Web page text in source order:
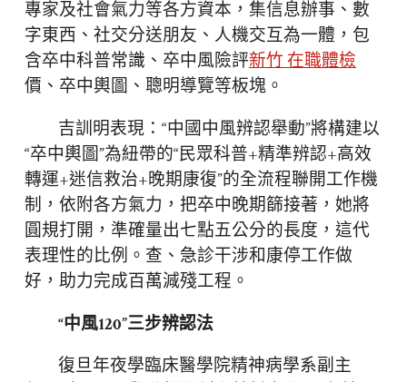
專家及社會氣力等各方資本，集信息辦事、數
字東西、社交分送朋友、人機交互為一體，包
含卒中科普常識、卒中風險評新竹 在職體檢
價、卒中輿圖、聰明導覽等板塊。
吉訓明表現：“中國中風辨認舉動”將構建以
“卒中輿圖”為紐帶的“民眾科普+精準辨認+高效
轉運+迷信救治+晚期康復”的全流程聯開工作機
制，依附各方氣力，把卒中晚期篩接著，她將
圓規打開，準確量出七點五公分的長度，這代
表理性的比例。查、急診干涉和康停工作做
好，助力完成百萬減殘工程。
“中風120”三步辨認法
復旦年夜學臨床醫學院精神病學系副主